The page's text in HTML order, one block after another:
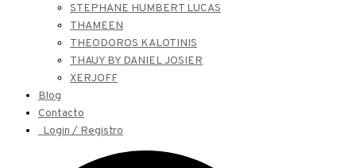
STEPHANE HUMBERT LUCAS
THAMEEN
THEODOROS KALOTINIS
THAUY BY DANIEL JOSIER
XERJOFF
Blog
Contacto
Login / Registro